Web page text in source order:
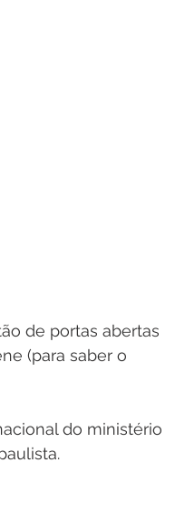
de portas abertas
(para saber o
do ministério